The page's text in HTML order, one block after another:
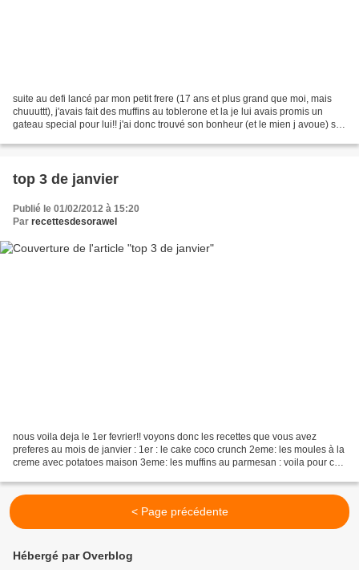
suite au defi lancé par mon petit frere (17 ans et plus grand que moi, mais
chuuuttt), j'avais fait des muffins au toblerone et la je lui avais promis un
gateau special pour lui!! j'ai donc trouvé son bonheur (et le mien j avoue) sur
top 3 de janvier
Publié le 01/02/2012 à 15:20
Par recettesdesorawel
nous voila deja le 1er fevrier!! voyons donc les recettes que vous avez
preferes au mois de janvier : 1er : le cake coco crunch 2eme: les moules à la
creme avec potatoes maison 3eme: les muffins au parmesan : voila pour ce
< Page précédente
Hébergé par Overblog